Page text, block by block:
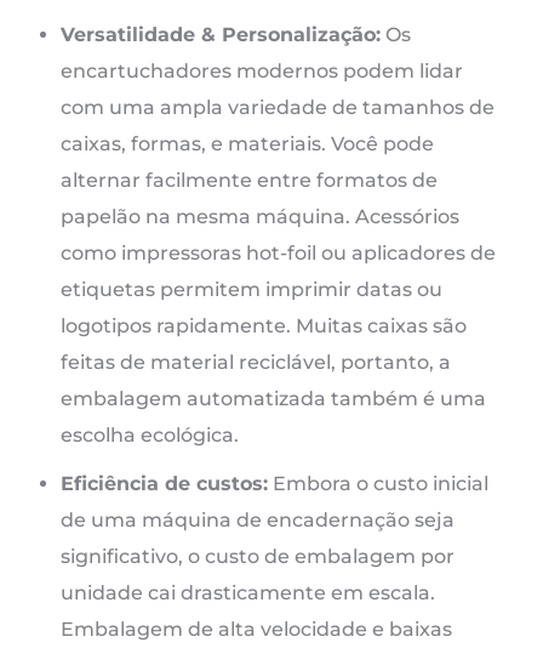
Versatilidade & Personalização: Os
encartuchadores modernos podem lidar
com uma ampla variedade de tamanhos de
caixas, formas, e materiais. Você pode
alternar facilmente entre formatos de
papelão na mesma máquina. Acessórios
como impressoras hot-foil ou aplicadores de
etiquetas permitem imprimir datas ou
logotipos rapidamente. Muitas caixas são
feitas de material reciclável, portanto, a
embalagem automatizada também é uma
escolha ecológica.
Eficiência de custos: Embora o custo inicial
de uma máquina de encadernação seja
significativo, o custo de embalagem por
unidade cai drasticamente em escala.
Embalagem de alta velocidade e baixas